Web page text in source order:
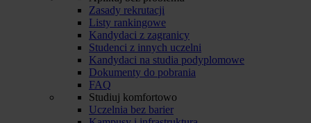
Zasady rekrutacji
Listy rankingowe
Kandydaci z zagranicy
Studenci z innych uczelni
Kandydaci na studia podyplomowe
Dokumenty do pobrania
FAQ
Studiuj komfortowo
Uczelnia bez barier